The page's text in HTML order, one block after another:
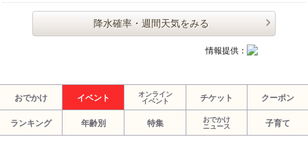
降水確率・週間天気をみる
情報提供：
おでかけ イベント
オンライン
イベント
チケット クーポン
ランキング 年齢別 特集
おでかけ
ニュース
子育て